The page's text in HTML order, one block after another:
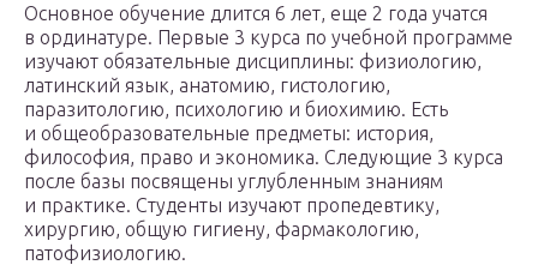
Основное обучение длится 6 лет, еще 2 года учатся
в ординатуре. Первые 3 курса по учебной программе
изучают обязательные дисциплины: физиологию,
латинский язык, анатомию, гистологию,
паразитологию, психологию и биохимию. Есть
и общеобразовательные предметы: история,
философия, право и экономика. Следующие 3 курса
после базы посвящены углубленным знаниям
и практике. Студенты изучают пропедевтику,
хирургию, общую гигиену, фармакологию,
патофизиологию.